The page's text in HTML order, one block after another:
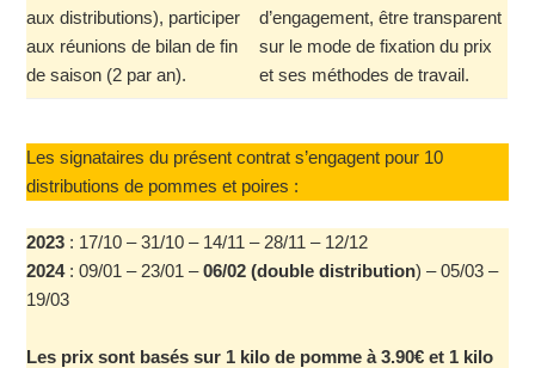
aux distributions), participer
aux réunions de bilan de fin
de saison (2 par an).
d’engagement, être transparent
sur le mode de fixation du prix
et ses méthodes de travail.
Les signataires du présent contrat s’engagent pour 10
distributions de pommes et poires :
2023 : 17/10 – 31/10 – 14/11 – 28/11 – 12/12
2024 : 09/01 – 23/01 –06/02 (double distribution) – 05/03 –
19/03
Les prix sont basés sur 1 kilo de pomme à 3.90€ et 1 kilo